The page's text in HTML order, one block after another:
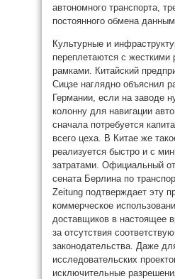
автономного транспорта,
постоянного обмена
Культурные и
переплетаются с жесткими
рамками. Китайский
Сицзе наглядно объяснил
Германии, если на заводе
колонну для навигации
сначала потребуется
всего цеха. В Китае же
реализуется быстро и с
затратами. Официальный
сената Берлина по
Zeitung подтверждает эту
коммерческое
доставщиков в настоящее
за отсутствия
законодательства. Даже
исследовательских
исключительные